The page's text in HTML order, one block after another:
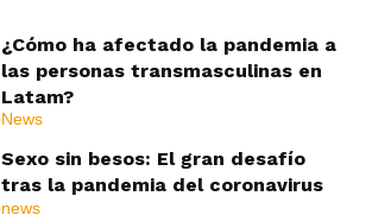
¿Cómo ha afectado la pandemia a
las personas transmasculinas en
Latam?
Sexo sin besos: El gran desafío
tras la pandemia del coronavirus